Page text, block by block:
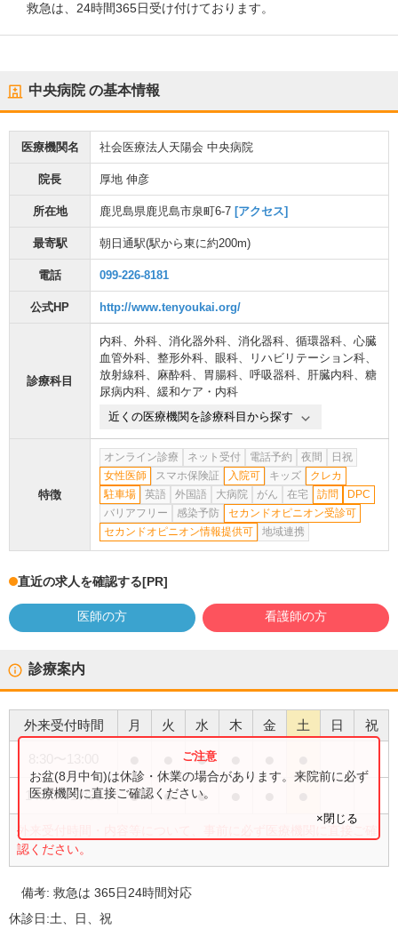
救急は、24時間365日受け付けております。
中央病院の基本情報
医療機関名 社会医療法人天陽会 中央病院
院長 厚地 伸彦
所在地 鹿児島県鹿児島市泉町6-7 [アクセス]
最寄駅 朝日通駅(駅から東に約200m)
電話 099-226-8181
公式HP http://www.tenyoukai.org/
診療科目
内科、 外科、 消化器外科、 消化器科、 循環器科、 心臓
血管外科、 整形外科、 眼科、 リハビリテーション科、
放射線科、 麻酔科、 胃腸科、 呼吸器科、 肝臓内科、 糖
尿病内科、 緩和ケア・内科
近くの医療機関を診療科目から探す
特徴
オンライン診療 ネット受付 電話予約 夜間
日祝
女性医師
スマホ保険証 入院可 キッズ
クレカ
駐車場
英語 外国語 大病院 がん 在宅 訪問
DPC
バリアフリー
感染予防
セカンドオピニオン受診可
セカンドオピニオン情報提供可
地域連携
直近の求人を確認する[PR]
医師の方 看護師の方
診療案内
外来受付時間 月 火 水 木 金 土 日 祝
●
14:00〜17:30 ● ● ●
外来受付時間・内容等について、事前に必ず医療機関に直接ご確
認ください。
お盆(8月中旬)は休診・休業の場合があります。来院前に必ず
医療機関に直接ご確認ください。
×閉じる
備考:救急は 365日24時間対応
休診日:土、日、祝